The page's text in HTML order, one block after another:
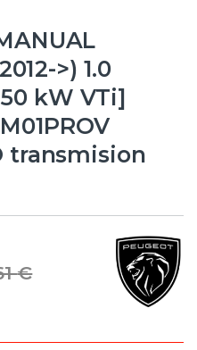
>) 1.0
kW VTi]
transmision
€